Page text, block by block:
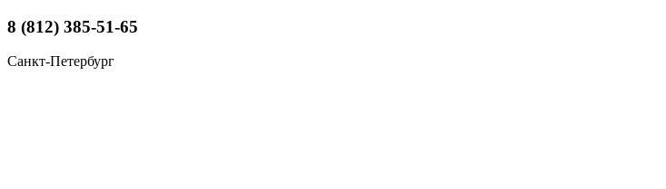
8 (812) 385-51-65
Санкт-Петербург